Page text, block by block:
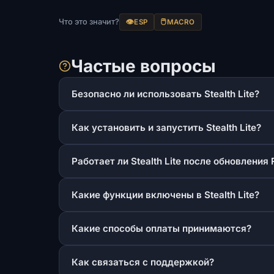
Что это значит? 👁️ESP 🖱️MACRO
Частые вопросы
Безопасно ли использовать Stealth Lite?
Как установить и запустить Stealth Lite?
Работает ли Stealth Lite после обновления
Какие функции включены в Stealth Lite?
Какие способы оплаты принимаются?
Как связаться с поддержкой?